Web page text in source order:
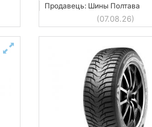
Продавець: Шины Полтава
(07.08.26)